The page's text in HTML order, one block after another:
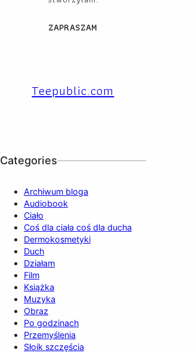
ZAPRASZAM
Teepublic.com
Categories
Archiwum bloga
Audiobook
Ciało
Coś dla ciała coś dla ducha
Dermokosmetyki
Duch
Działam
Film
Książka
Muzyka
Obraz
Po godzinach
Przemyślenia
Słoik szczęścia